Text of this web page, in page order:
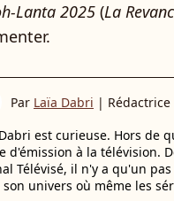
Lanta 2025 (La
Par Laïa Dabri | Rédactrice
est curieuse. Hors de
d'émission à la télévision.
Télévisé, il n'y a qu'un
son univers où même les